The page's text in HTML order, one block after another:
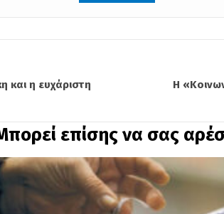
και η ευχάριστη
Η
επίσης να σας